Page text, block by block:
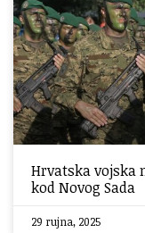
Hrvatska vojska
kod Novog Sada
29 rujna, 2025